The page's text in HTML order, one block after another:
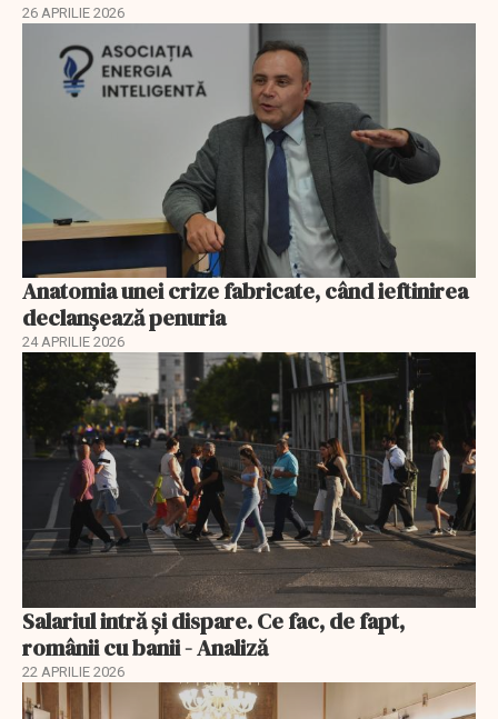
26 APRILIE 2026
Anatomia unei crize fabricate, când ieftinirea
declanșează penuria
24 APRILIE 2026
Salariul intră și dispare. Ce fac, de fapt,
românii cu banii - Analiză
22 APRILIE 2026